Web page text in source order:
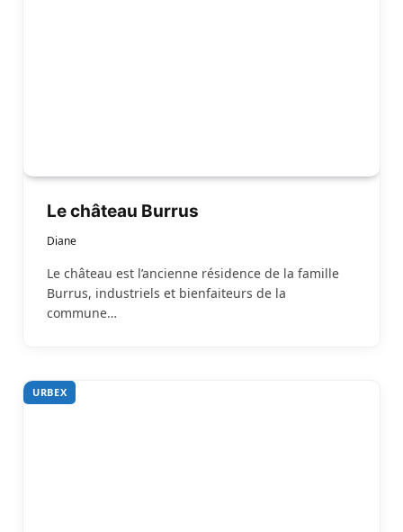
Le château Burrus
Diane
Le château est l’ancienne résidence de la famille
Burrus, industriels et bienfaiteurs de la
commune…
URBEX